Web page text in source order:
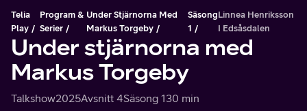
Telia
Play
Program &
Serier
Under Stjärnorna Med
Markus Torgeby
Säsong
1
Linnea Henriksson
I Edsåsdalen
Under stjärnorna med
Markus Torgeby
Talkshow2025Avsnitt 4Säsong 130 min